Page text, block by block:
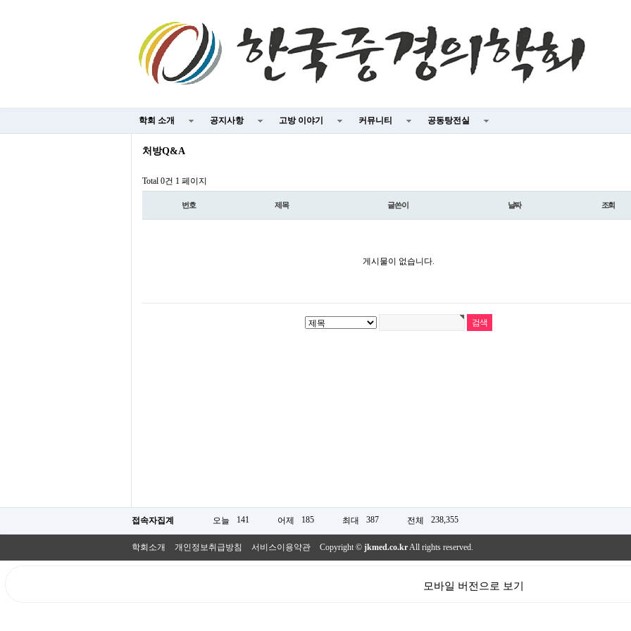
학회 소개 공지사항 고방 이야기 커뮤니티 공동탕전실
처방Q&A
Total 0건 1 페이지
번호 제목 글쓴이 날짜 조회
게시물이 없습니다.
접속자집계 오늘 141 어제 185 최대 387 전체 238,355
학회소개 개인정보취급방침 서비스이용약관 Copyright © jkmed.co.krAll rights reserved.
모바일 버전으로 보기